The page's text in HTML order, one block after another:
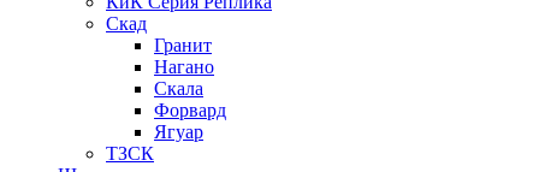
Скад
Гранит
Нагано
Скала
Форвард
Ягуар
ТЗСК